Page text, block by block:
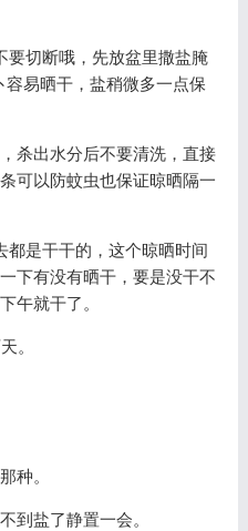
要切断哦，先放盆里撒盐腌
易晒干，盐稍微多一点保
杀出水分后不要清洗，直接
可以防蚊虫也保证晾晒隔一
都是干干的，这个晾晒时间
下有没有晒干，要是没干不
午就干了。
。
种。
到盐了静置一会。